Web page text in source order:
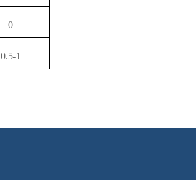
0
0.5-1